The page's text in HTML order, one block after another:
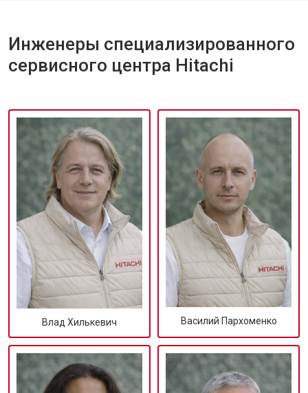
Инженеры специализированного
сервисного центра Hitachi
Влад Хилькевич Василий Пархоменко